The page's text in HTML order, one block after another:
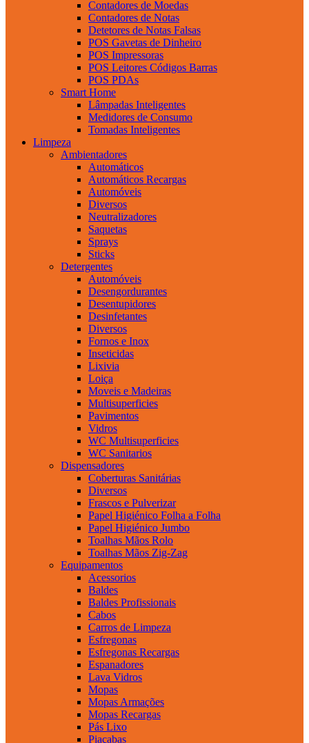
Contadores de Moedas
Contadores de Notas
Detetores de Notas Falsas
POS Gavetas de Dinheiro
POS Impressoras
POS Leitores Códigos Barras
POS PDAs
Smart Home
Lâmpadas Inteligentes
Medidores de Consumo
Tomadas Inteligentes
Limpeza
Ambientadores
Automáticos
Automáticos Recargas
Automóveis
Diversos
Neutralizadores
Saquetas
Sprays
Sticks
Detergentes
Automóveis
Desengordurantes
Desentupidores
Desinfetantes
Diversos
Fornos e Inox
Inseticidas
Lixivia
Loiça
Moveis e Madeiras
Multisuperficies
Pavimentos
Vidros
WC Multisuperficies
WC Sanitarios
Dispensadores
Coberturas Sanitárias
Diversos
Frascos e Pulverizar
Papel Higiénico Folha a Folha
Papel Higiénico Jumbo
Toalhas Mãos Rolo
Toalhas Mãos Zig-Zag
Equipamentos
Acessorios
Baldes
Baldes Profissionais
Cabos
Carros de Limpeza
Esfregonas
Esfregonas Recargas
Espanadores
Lava Vidros
Mopas
Mopas Armações
Mopas Recargas
Pás Lixo
Piaçabas